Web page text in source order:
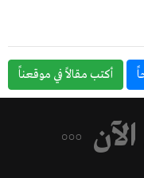
أكتب مقالاً في موقعناً